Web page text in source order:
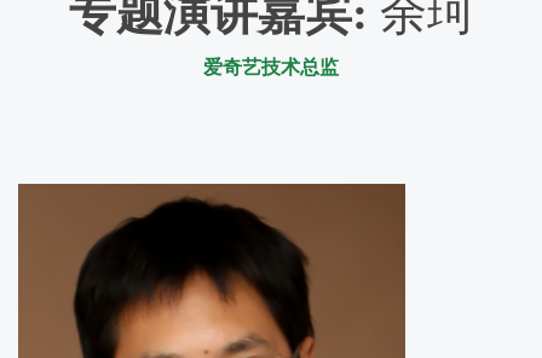
专题演讲嘉宾: 余珂
爱奇艺技术总监